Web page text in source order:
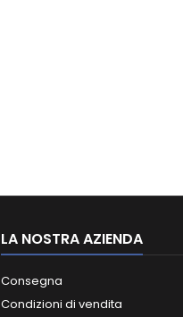
LA NOSTRA AZIENDA
Consegna
Condizioni di vendita